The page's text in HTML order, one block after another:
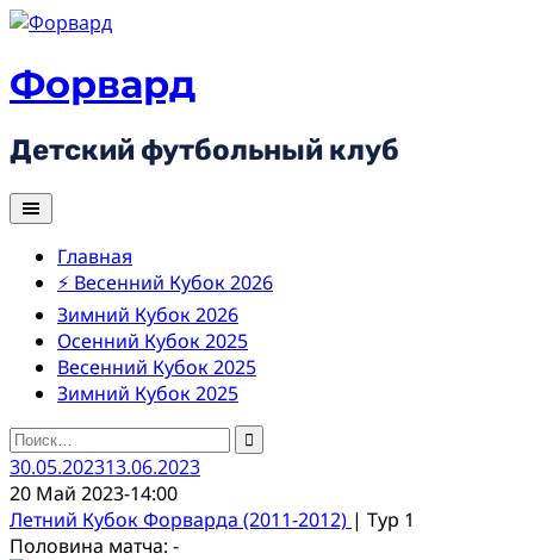
Skip
content
Форвард
Детский футбольный клуб
Главная
⚡ Весенний Кубок 2026
Зимний Кубок 2026
Осенний Кубок 2025
Весенний Кубок 2025
Зимний Кубок 2025
Найти:
30.05.202313.06.2023
20 Май 2023-14:00
Летний Кубок Форварда (2011-2012) | Тур 1
Половина матча: -